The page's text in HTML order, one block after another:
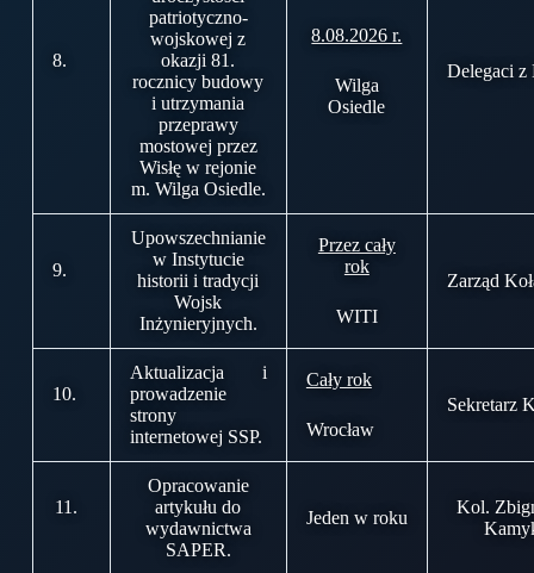
8.
patriotyczno-
wojskowej z
okazji 81.
rocznicy budowy
i utrzymania
przeprawy
mostowej przez
Wisłę w rejonie
m. Wilga Osiedle.
8.08.2026 r.
Wilga
Osiedle
Delegaci z
9.
Upowszechnianie
w Instytucie
historii i tradycji
Wojsk
Inżynieryjnych.
Przez cały
rok
WITI
Zarząd
10.
Aktualizacja i
prowadzenie
strony
internetowej SSP.
Cały rok
Wrocław
Sekretarz
11.
Opracowanie
artykułu do
wydawnictwa
SAPER.
Jeden w roku
Kol.